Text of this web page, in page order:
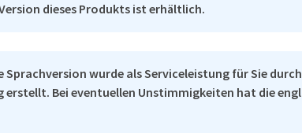
dieses Produkts ist erhältlich.
Sprachversion wurde als Serviceleistung für Sie
erstellt. Bei eventuellen Unstimmigkeiten hat die